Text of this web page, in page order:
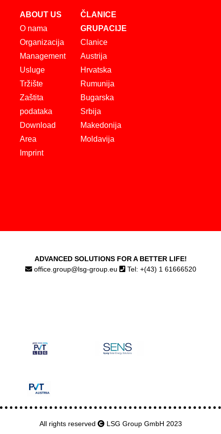
ABOUT US
O nama
Organizacija
Management
Usluge
Tržište
Zaštita
podataka
Download
Area
Imprint
ČLANICE
GRUPACIJE
Clanice
Austrija
Hrvatska
Rumunija
Bugarska
Srbija
Makedonija
Moldavija
ADVANCED SOLUTIONS FOR A BETTER LIFE!
office.group@lsg-group.eu
Tel: +(43) 1 61666520
All rights reserved LSG Group GmbH 2023